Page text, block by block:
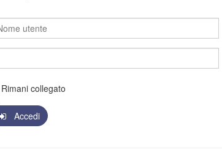
Rimani collegato
Accedi